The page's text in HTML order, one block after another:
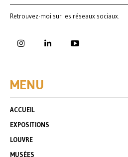
Retrouvez-moi sur les réseaux sociaux.
MENU
ACCUEIL
EXPOSITIONS
LOUVRE
MUSÉES